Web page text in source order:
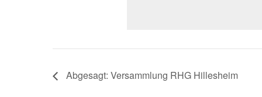
Abgesagt: Versammlung RHG Hillesheim